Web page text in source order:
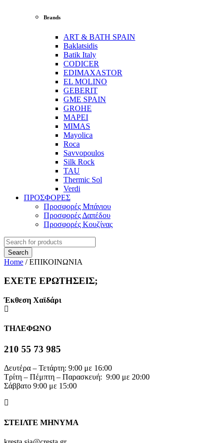
Brands
ART & BATH SPAIN
Baklatsidis
Batik Italy
CODICER
EDIMAXASTOR
EL MOLINO
GEBERIT
GME SPAIN
GROHE
MAPEI
MIMAS
Mayolica
Roca
Savvopoulos
Silk Rock
TAU
Thermic Sol
Verdi
ΠΡΟΣΦΟΡΕΣ
Προσφορές Μπάνιου
Προσφορές Δαπέδου
Προσφορές Κουζίνας
Home / ΕΠΙΚΟΙΝΩΝΙΑ
ΕΧΕΤΕ ΕΡΩΤΗΣΕΙΣ;
Έκθεση Χαϊδάρι
ΤΗΛΕΦΩΝΟ
210 55 73 985
Δευτέρα – Τετάρτη: 9:00 με 16:00
Τρίτη – Πέμπτη – Παρασκευή: 9:00 με 20:00
Σάββατο 9:00 με 15:00
ΣΤΕΙΛΤΕ ΜΗΝΥΜΑ